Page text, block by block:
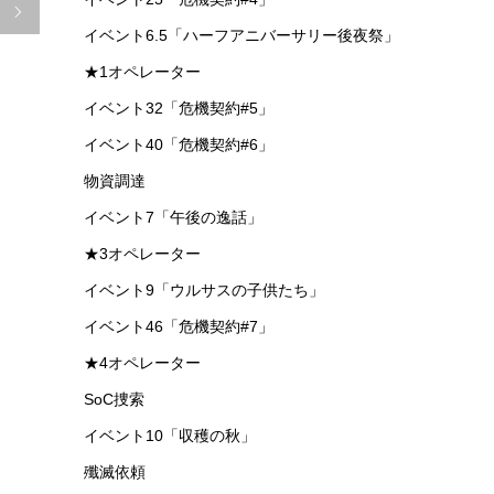

イベント6.5「ハーフアニバーサリー後夜祭」
★1オペレーター
イベント32「危機契約#5」
イベント40「危機契約#6」
物資調達
イベント7「午後の逸話」
★3オペレーター
イベント9「ウルサスの子供たち」
イベント46「危機契約#7」
★4オペレーター
SoC捜索
イベント10「収穫の秋」
殲滅依頼